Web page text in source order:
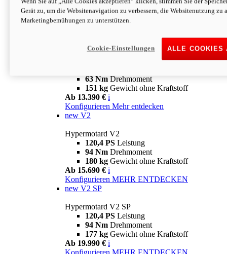
63 NmDrehmoment
151 kgGewicht ohne Kraftstoff
Ab 13.890 € i
63 Nm Drehmoment
151 kg Gewicht ohne Kraftstoff
Ab 13.390 € i
Konfigurieren Mehr entdecken
new V2
Hypermotard V2
120,4 PS Leistung
94 Nm Drehmoment
180 kg Gewicht ohne Kraftstoff
Ab 15.690 € i
Konfigurieren MEHR ENTDECKEN
new V2 SP
Hypermotard V2 SP
120,4 PS Leistung
94 Nm Drehmoment
177 kg Gewicht ohne Kraftstoff
Ab 19.990 € i
Gerät zu, um die Websitenavigation zu verbessern, die Websitenutzung zu
Marketingbemühungen zu unterstützen.
ALLE COOKIES
Cookie-Einstellungen